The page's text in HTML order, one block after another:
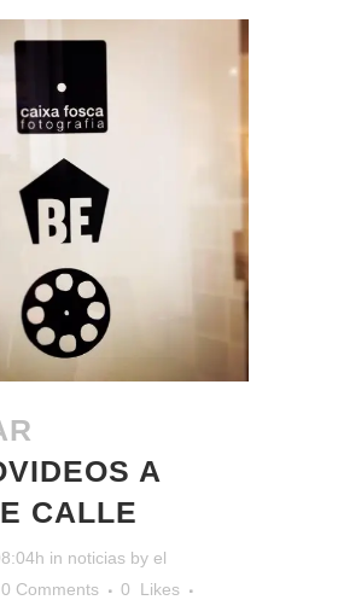
A
CALLE
in noticias by el
0 Comments 0
Likes